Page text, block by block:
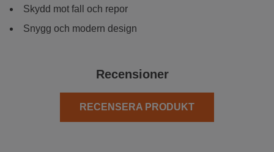
Skydd mot fall och repor
Snygg och modern design
Recensioner
RECENSERA PRODUKT